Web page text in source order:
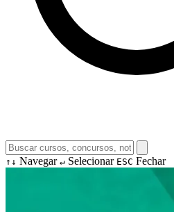
↑↓ Navegar ↵ Selecionar ESC Fechar